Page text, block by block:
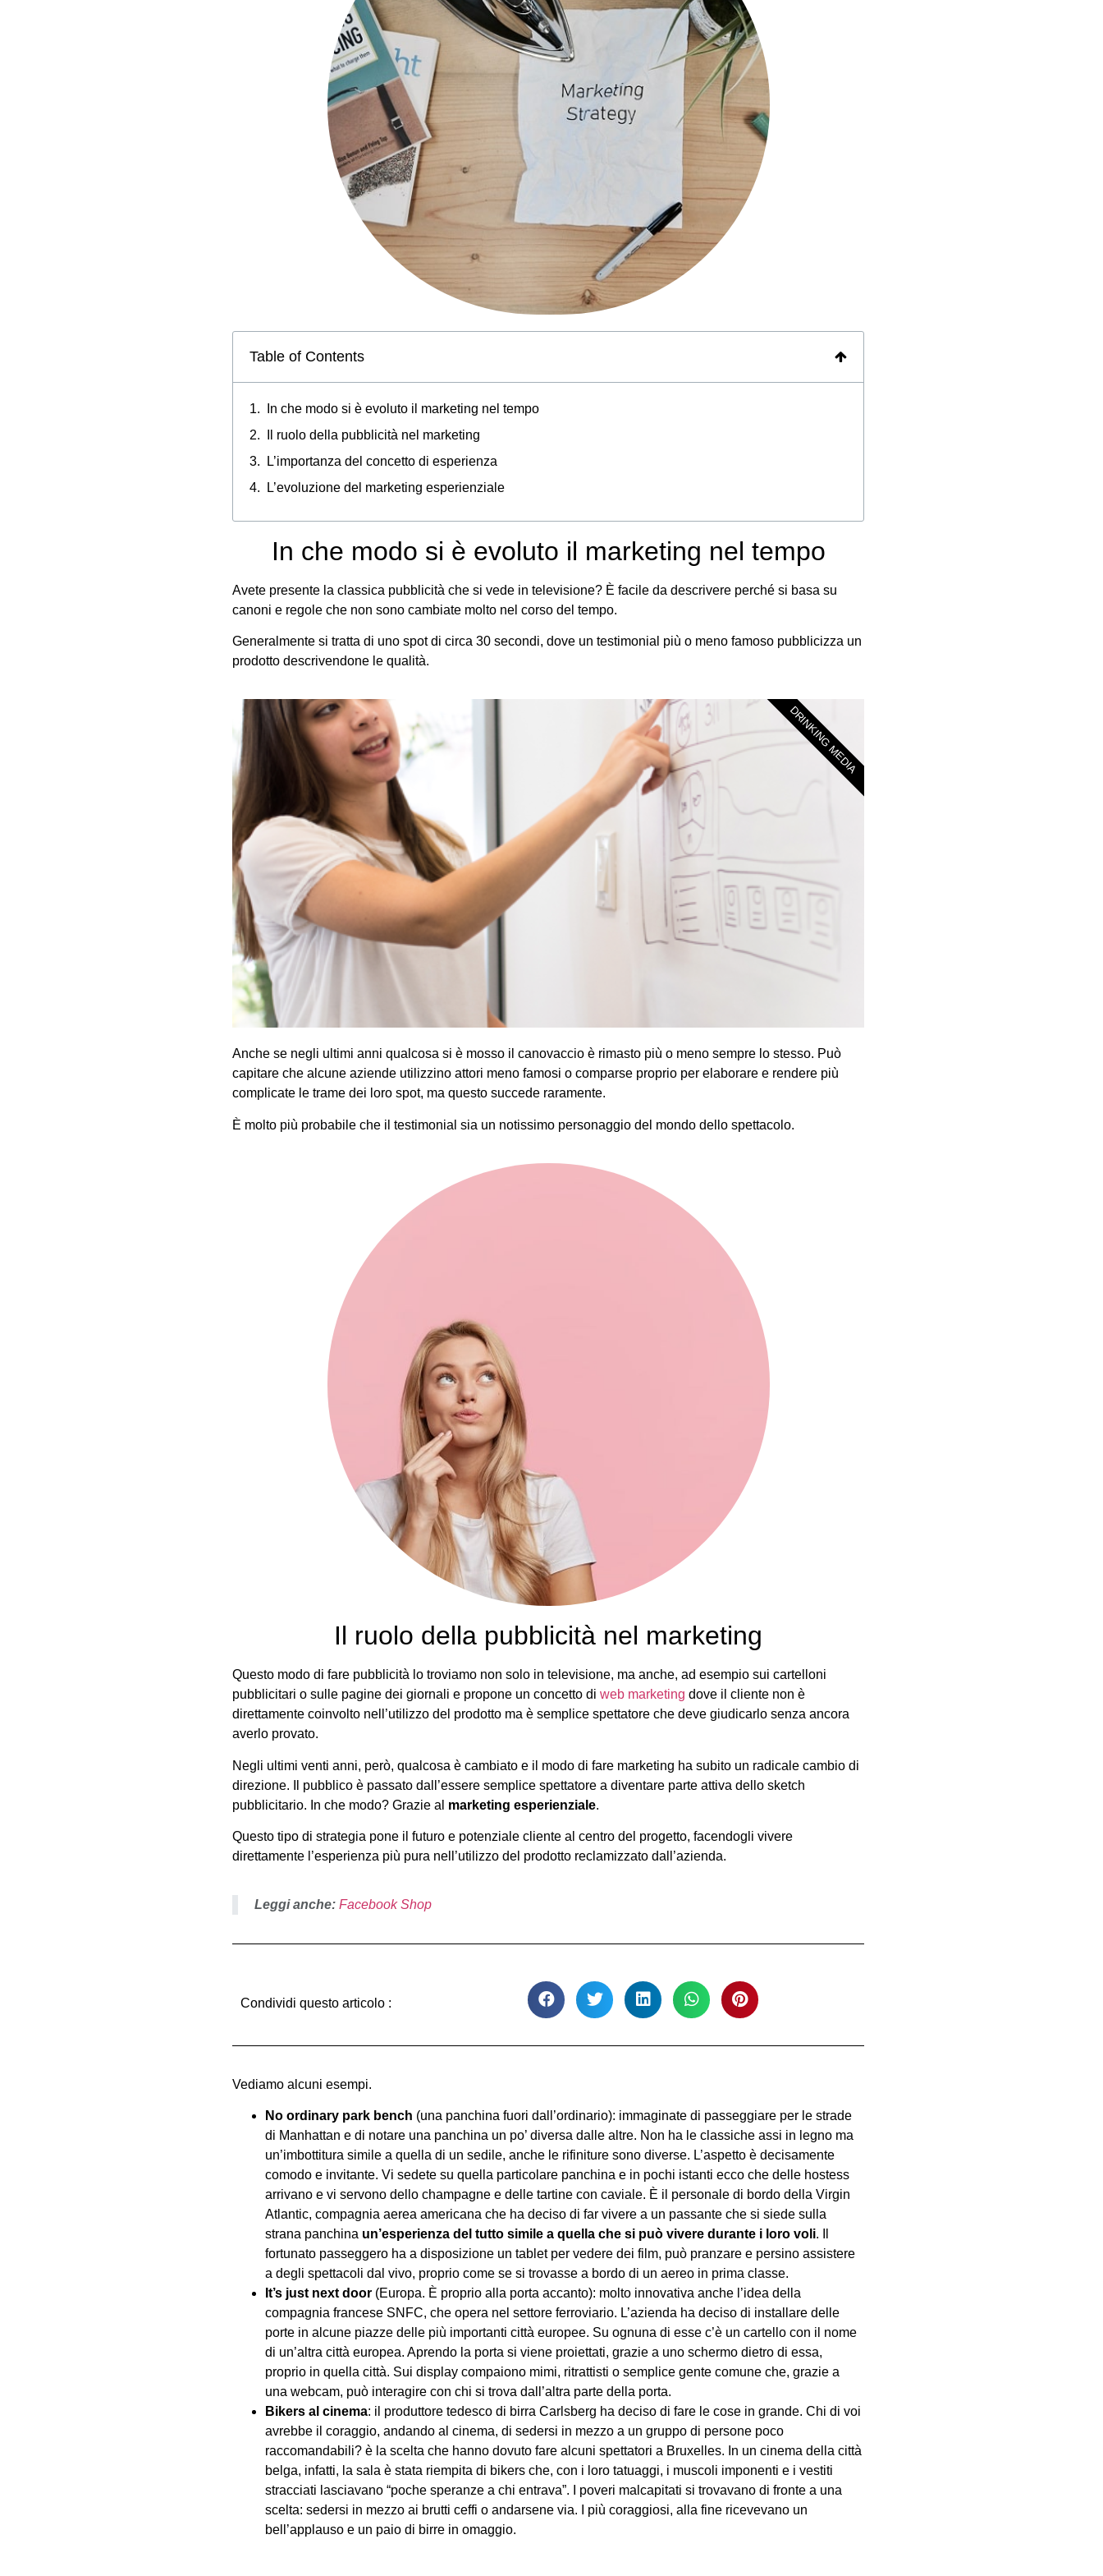
Table of Contents
In che modo si è evoluto il marketing nel tempo
Il ruolo della pubblicità nel marketing
L’importanza del concetto di esperienza
L’evoluzione del marketing esperienziale
In che modo si è evoluto il marketing nel tempo
Avete presente la classica pubblicità che si vede in televisione? È facile da descrivere perché si basa su
canoni e regole che non sono cambiate molto nel corso del tempo.
Generalmente si tratta di uno spot di circa 30 secondi, dove un testimonial più o meno famoso pubblicizza un
prodotto descrivendone le qualità.
DRINKING MEDIA
Anche se negli ultimi anni qualcosa si è mosso il canovaccio è rimasto più o meno sempre lo stesso. Può
capitare che alcune aziende utilizzino attori meno famosi o comparse proprio per elaborare e rendere più
complicate le trame dei loro spot, ma questo succede raramente.
È molto più probabile che il testimonial sia un notissimo personaggio del mondo dello spettacolo.
Il ruolo della pubblicità nel marketing
Questo modo di fare pubblicità lo troviamo non solo in televisione, ma anche, ad esempio sui cartelloni
pubblicitari o sulle pagine dei giornali e propone un concetto di web marketing dove il cliente non è
direttamente coinvolto nell’utilizzo del prodotto ma è semplice spettatore che deve giudicarlo senza ancora
averlo provato.
Negli ultimi venti anni, però, qualcosa è cambiato e il modo di fare marketing ha subito un radicale cambio di
direzione. Il pubblico è passato dall’essere semplice spettatore a diventare parte attiva dello sketch
pubblicitario. In che modo? Grazie al marketing esperienziale.
Questo tipo di strategia pone il futuro e potenziale cliente al centro del progetto, facendogli vivere
direttamente l’esperienza più pura nell’utilizzo del prodotto reclamizzato dall’azienda.
Leggi anche: Facebook Shop
Condividi questo articolo :
Vediamo alcuni esempi.
No ordinary park bench (una panchina fuori dall’ordinario): immaginate di passeggiare per le strade
di Manhattan e di notare una panchina un po’ diversa dalle altre. Non ha le classiche assi in legno ma
un’imbottitura simile a quella di un sedile, anche le rifiniture sono diverse. L’aspetto è decisamente
comodo e invitante. Vi sedete su quella particolare panchina e in pochi istanti ecco che delle hostess
arrivano e vi servono dello champagne e delle tartine con caviale. È il personale di bordo della Virgin
Atlantic, compagnia aerea americana che ha deciso di far vivere a un passante che si siede sulla
strana panchina un’esperienza del tutto simile a quella che si può vivere durante i loro voli. Il
fortunato passeggero ha a disposizione un tablet per vedere dei film, può pranzare e persino assistere
a degli spettacoli dal vivo, proprio come se si trovasse a bordo di un aereo in prima classe.
It’s just next door (Europa. È proprio alla porta accanto): molto innovativa anche l’idea della
compagnia francese SNFC, che opera nel settore ferroviario. L’azienda ha deciso di installare delle
porte in alcune piazze delle più importanti città europee. Su ognuna di esse c’è un cartello con il nome
di un’altra città europea. Aprendo la porta si viene proiettati, grazie a uno schermo dietro di essa,
proprio in quella città. Sui display compaiono mimi, ritrattisti o semplice gente comune che, grazie a
una webcam, può interagire con chi si trova dall’altra parte della porta.
Bikers al cinema: il produttore tedesco di birra Carlsberg ha deciso di fare le cose in grande. Chi di voi
avrebbe il coraggio, andando al cinema, di sedersi in mezzo a un gruppo di persone poco
raccomandabili? è la scelta che hanno dovuto fare alcuni spettatori a Bruxelles. In un cinema della città
belga, infatti, la sala è stata riempita di bikers che, con i loro tatuaggi, i muscoli imponenti e i vestiti
stracciati lasciavano “poche speranze a chi entrava”. I poveri malcapitati si trovavano di fronte a una
scelta: sedersi in mezzo ai brutti ceffi o andarsene via. I più coraggiosi, alla fine ricevevano un
bell’applauso e un paio di birre in omaggio.